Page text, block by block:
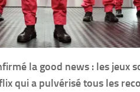
la good news : les
qui a pulvérisé tous les